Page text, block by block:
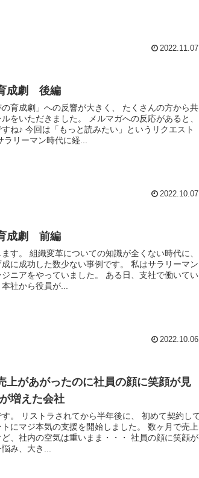
2022.11.07
成劇 後編
育成劇」への反響が大きく、 たくさんの方から共
をいただきました。 メルマガへの反応があると、
というリクエスト
リーマン時代に経...
2022.10.07
成劇 前編
が全くない時代に、
功した数少ない事例です。 私はサラリーマン
ニアをやっていました。 ある日、支社で働いてい
社から役員が...
2022.10.06
があがったのに社員の顔に笑顔が見
増えた会社
て契約して
マジ本気の支援を開始しました。 数ヶ月で売上
内の空気は重いまま・・・ 社員の顔に笑顔が
み、大き...